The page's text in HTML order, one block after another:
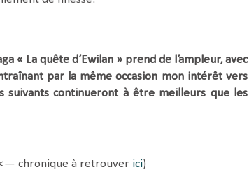
« La quête d’Ewilan » prend de l’ampleur, avec
par la même occasion mon intérêt vers
suivants continueront à être meilleurs que les
chronique à retrouver ici)